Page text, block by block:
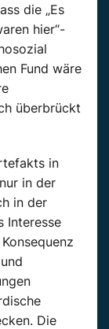
die „Es
hier“-
Fund wäre
überbrückt
in
in der
in der
Interesse
Die